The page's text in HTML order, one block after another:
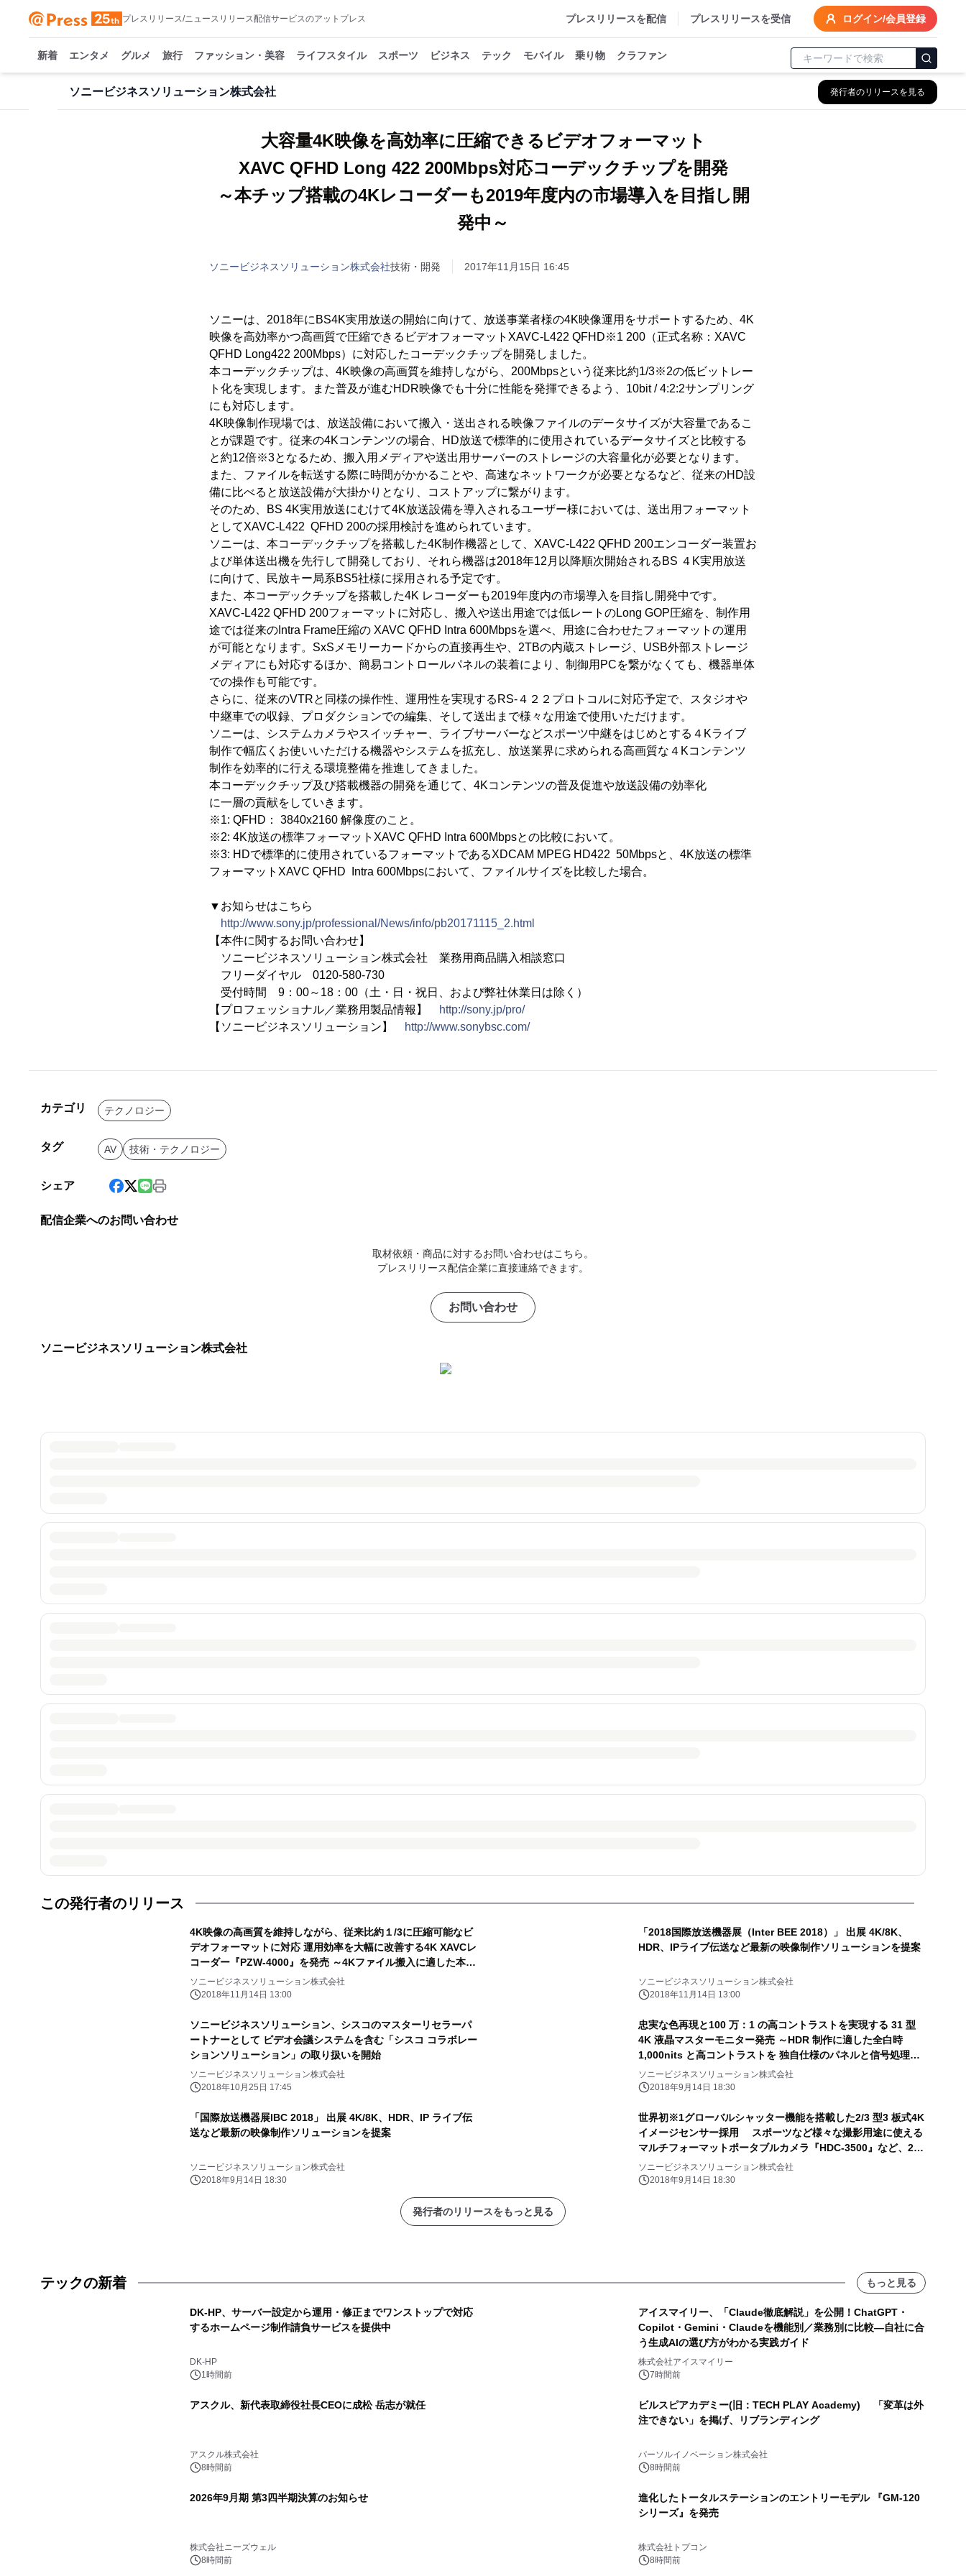
プレスリリース/ニュースリリース配信サービスのアットプレス プレスリリースを配信 プレスリリースを受信 ログイン/会員登録
新着 エンタメ グルメ 旅行 ファッション・美容 ライフスタイル スポーツ ビジネス テック モバイル 乗り物 クラファン
ソニービジネスソリューション株式会社 発行者のリリースを見る
大容量4K映像を高効率に圧縮できるビデオフォーマット
XAVC QFHD Long 422 200Mbps対応コーデックチップを開発
～本チップ搭載の4Kレコーダーも2019年度内の市場導入を目指し開
ソニービジネスソリューション株式会社技術・開発 2017年11月15日 16:45
ソニーは、2018年にBS4K実用放送の開始に向けて、放送事業者様の4K映像運用をサポートするため、4K
映像を高効率かつ高画質で圧縮できるビデオフォーマットXAVC-L422 QFHD※1 200（正式名称：XAVC
QFHD Long422 200Mbps）に対応したコーデックチップを開発しました。
本コーデックチップは、4K映像の高画質を維持しながら、200Mbpsという従来比約1/3※2の低ビットレー
ト化を実現します。また普及が進むHDR映像でも十分に性能を発揮できるよう、10bit / 4:2:2サンプリング
にも対応します。
4K映像制作現場では、放送設備において搬入・送出される映像ファイルのデータサイズが大容量であるこ
とが課題です。従来の4Kコンテンツの場合、HD放送で標準的に使用されているデータサイズと比較する
と約12倍※3となるため、搬入用メディアや送出用サーバーのストレージの大容量化が必要となります。
また、ファイルを転送する際に時間がかかることや、高速なネットワークが必要となるなど、従来のHD設
備に比べると放送設備が大掛かりとなり、コストアップに繋がります。
そのため、BS 4K実用放送にむけて4K放送設備を導入されるユーザー様においては、送出用フォーマット
としてXAVC-L422 QFHD 200の採用検討を進められています。
ソニーは、本コーデックチップを搭載した4K制作機器として、XAVC-L422 QFHD 200エンコーダー装置お
よび単体送出機を先行して開発しており、それら機器は2018年12月以降順次開始されるBS ４K実用放送
に向けて、民放キー局系BS5社様に採用される予定です。
また、本コーデックチップを搭載した4K レコーダーも2019年度内の市場導入を目指し開発中です。
XAVC-L422 QFHD 200フォーマットに対応し、搬入や送出用途では低レートのLong GOP圧縮を、制作用
途では従来のIntra Frame圧縮の XAVC QFHD Intra 600Mbpsを選べ、用途に合わせたフォーマットの運用
が可能となります。SxSメモリーカードからの直接再生や、2TBの内蔵ストレージ、USB外部ストレージ
メディアにも対応するほか、簡易コントロールパネルの装着により、制御用PCを繋がなくても、機器単体
での操作も可能です。
さらに、従来のVTRと同様の操作性、運用性を実現するRS-４２２プロトコルに対応予定で、スタジオや
中継車での収録、プロダクションでの編集、そして送出まで様々な用途で使用いただけます。
ソニーは、システムカメラやスイッチャー、ライブサーバーなどスポーツ中継をはじめとする４Kライブ
制作で幅広くお使いいただける機器やシステムを拡充し、放送業界に求められる高画質な４Kコンテンツ
制作を効率的に行える環境整備を推進してきました。
本コーデックチップ及び搭載機器の開発を通じて、4Kコンテンツの普及促進や放送設備の効率化
に一層の貢献をしていきます。
※1: QFHD： 3840x2160 解像度のこと。
※2: 4K放送の標準フォーマットXAVC QFHD Intra 600Mbpsとの比較において。
※3: HDで標準的に使用されているフォーマットであるXDCAM MPEG HD422 50Mbpsと、4K放送の標準
フォーマットXAVC QFHD Intra 600Mbpsにおいて、ファイルサイズを比較した場合。
▼お知らせはこちら
http://www.sony.jp/professional/News/info/pb20171115_2.html
【本件に関するお問い合わせ】
ソニービジネスソリューション株式会社 業務用商品購入相談窓口
フリーダイヤル 0120-580-730
受付時間 9：00～18：00（土・日・祝日、および弊社休業日は除く）
【プロフェッショナル／業務用製品情報】
http://sony.jp/pro/
【ソニービジネスソリューション】
http://www.sonybsc.com/
カテゴリ テクノロジー
タグ AV 技術・テクノロジー
シェア
配信企業へのお問い合わせ
取材依頼・商品に対するお問い合わせはこちら。
プレスリリース配信企業に直接連絡できます。
お問い合わせ
ソニービジネスソリューション株式会社
この発行者のリリース
4K映像の高画質を維持しながら、従来比約１/3に圧縮可能なビ
デオフォーマットに対応 運用効率を大幅に改善する4K XAVCレ
コーダー『PZW-4000』を発売 ～4Kファイル搬入に適した本機
専用メディア SxSメモリーカードも発売～
ソニービジネスソリューション株式会社
2018年11月14日 13:00
「2018国際放送機器展（Inter BEE 2018）」 出展 4K/8K、
HDR、IPライブ伝送など最新の映像制作ソリューションを提案
ソニービジネスソリューション株式会社
2018年11月14日 13:00
ソニービジネスソリューション、シスコのマスターリセラーパ
ートナーとして ビデオ会議システムを含む「シスコ コラボレー
ションソリューション」の取り扱いを開始
ソニービジネスソリューション株式会社
2018年10月25日 17:45
忠実な色再現と100 万：1 の高コントラストを実現する 31 型
4K 液晶マスターモニター発売 ～HDR 制作に適した全白時
1,000nits と高コントラストを 独自仕様のパネルと信号処理技
術で両立～
ソニービジネスソリューション株式会社
2018年9月14日 18:30
「国際放送機器展IBC 2018」 出展 4K/8K、HDR、IP ライブ伝
送など最新の映像制作ソリューションを提案
ソニービジネスソリューション株式会社
2018年9月14日 18:30
世界初※1グローバルシャッター機能を搭載した2/3 型3 板式4K
イメージセンサー採用 スポーツなど様々な撮影用途に使える
マルチフォーマットポータブルカメラ『HDC-3500』など、2
機種発売 ～クレーンや空撮など多彩なシーンで活躍するマルチ
パーパスカメラ『HDC-P50』も併せて発売～
ソニービジネスソリューション株式会社
2018年9月14日 18:30
発行者のリリースをもっと見る
テックの新着 もっと見る
DK-HP、サーバー設定から運用・修正までワンストップで対応
するホームページ制作請負サービスを提供中
DK-HP
1時間前
アイスマイリー、「Claude徹底解説」を公開！ChatGPT・
Copilot・Gemini・Claudeを機能別／業務別に比較―自社に合
う生成AIの選び方がわかる実践ガイド
株式会社アイスマイリー
7時間前
アスクル、新代表取締役社長CEOに成松 岳志が就任
アスクル株式会社
8時間前
ビルスピアカデミー(旧：TECH PLAY Academy) 「変革は外
注できない」を掲げ、リブランディング
パーソルイノベーション株式会社
8時間前
2026年9月期 第3四半期決算のお知らせ
株式会社ニーズウェル
8時間前
進化したトータルステーションのエントリーモデル 『GM-120
シリーズ』を発売
株式会社トプコン
8時間前